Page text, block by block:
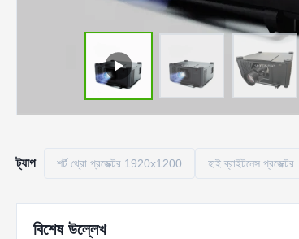
ট্যাগ শর্ট থ্রো প্রজেক্টর 1920x1200 হাই ব্রাইটনেস প্রজেক্টর
বিশেষ উল্লেখ